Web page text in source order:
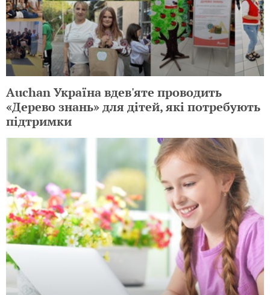
Auchan Україна вдев'яте проводить
«Дерево знань» для дітей, які потребують
підтримки